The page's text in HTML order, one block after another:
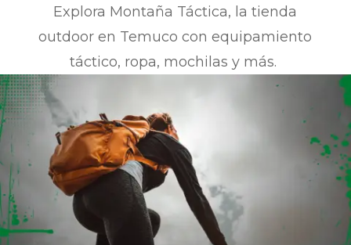
Explora Montaña Táctica, la tienda
outdoor en Temuco con equipamiento
táctico, ropa, mochilas y más.